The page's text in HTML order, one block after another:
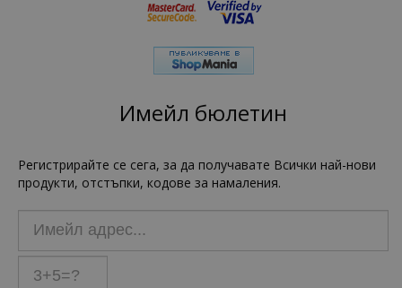
Имейл бюлетин
Регистрирайте се сега, за да получавате Всички най-нови
продукти, отстъпки, кодове за намаления.